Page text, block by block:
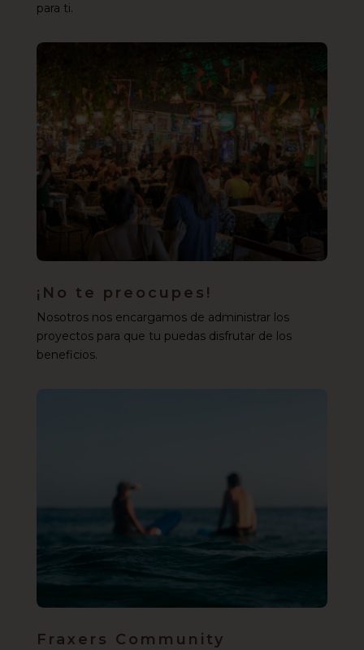
para ti.
¡No te preocupes!
Nosotros nos encargamos de administrar los
proyectos para que tu puedas disfrutar de los
beneficios.
Fraxers Community